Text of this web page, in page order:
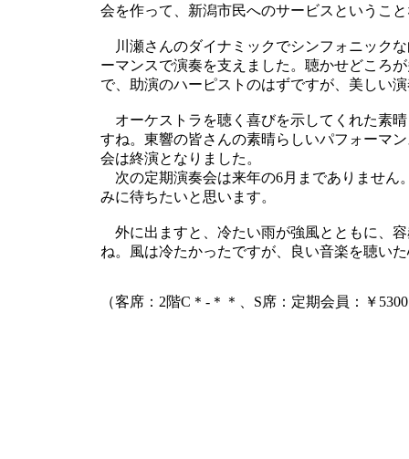
会を作って、新潟市民へのサービスというこ
川瀬さんのダイナミックでシンフォニック
ーマンスで演奏を支えました。聴かせどころ
で、助演のハーピストのはずですが、美しい
オーケストラを聴く喜びを示してくれた素
すね。東響の皆さんの素晴らしいパフォーマ
会は終演となりました。
次の定期演奏会は来年の6月までありません
みに待ちたいと思います。
外に出ますと、冷たい雨が強風とともに、
ね。風は冷たかったですが、良い音楽を聴い
（客席：2階C＊-＊＊、S席：定期会員：￥